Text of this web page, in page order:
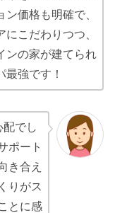
価格も明確で、
こだわりつつ、
ンの家が建てられ
最強です！
でし
ポート
き合え
りがス
とに感